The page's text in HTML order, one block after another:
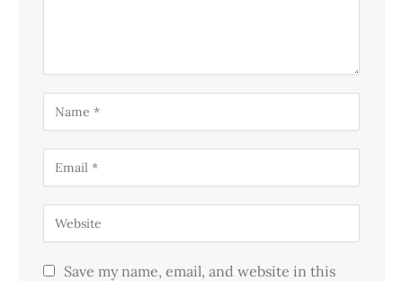
Save my name, email, and website in this